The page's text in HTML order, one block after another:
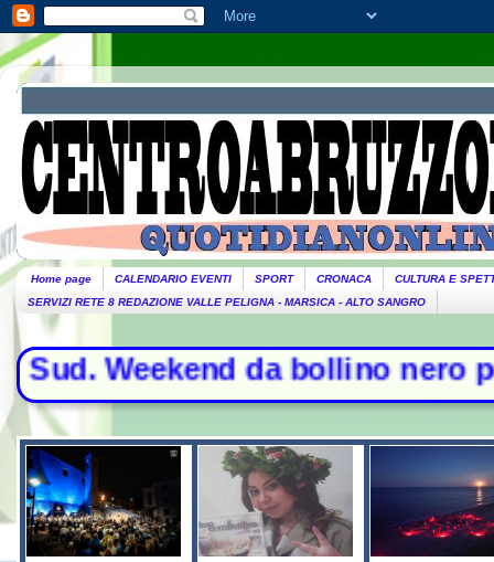
Home page CALENDARIO EVENTI SPORT CRONACA
CULTURA E
SERVIZI RETE 8 REDAZIONE VALLE PELIGNA - MARSICA - ALTO SANGRO
da bollino nero per